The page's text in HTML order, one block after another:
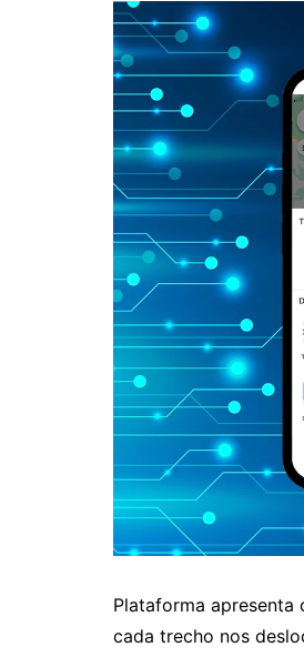
Plataforma apresenta
cada trecho nos